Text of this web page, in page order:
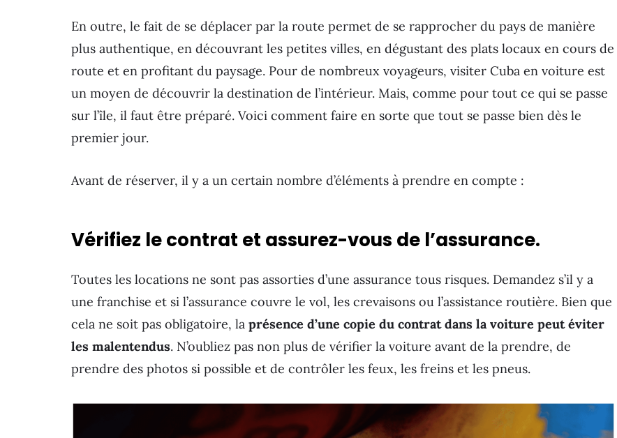
En outre, le fait de se déplacer par la route permet de se rapprocher du pays de manière
plus authentique, en découvrant les petites villes, en dégustant des plats locaux en cours de
route et en profitant du paysage. Pour de nombreux voyageurs, visiter Cuba en voiture est
un moyen de découvrir la destination de l’intérieur. Mais, comme pour tout ce qui se passe
sur l’île, il faut être préparé. Voici comment faire en sorte que tout se passe bien dès le
premier jour.
Avant de réserver, il y a un certain nombre d’éléments à prendre en compte :
Vérifiez le contrat et assurez-vous de l’assurance.
Toutes les locations ne sont pas assorties d’une assurance tous risques. Demandez s’il y a
une franchise et si l’assurance couvre le vol, les crevaisons ou l’assistance routière. Bien que
cela ne soit pas obligatoire, la présence d’une copie du contrat dans la voiture peut éviter
les malentendus. N’oubliez pas non plus de vérifier la voiture avant de la prendre, de
prendre des photos si possible et de contrôler les feux, les freins et les pneus.